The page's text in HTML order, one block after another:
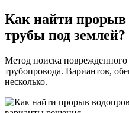
Как найти прорыв
трубы под землей?
Метод поиска поврежденного
трубопровода. Вариантов,
несколько.